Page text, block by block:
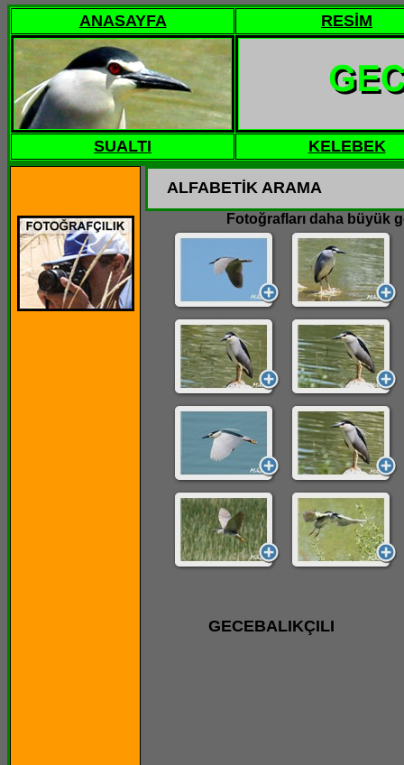
ANASAYFA RESİM
SUALTI KELEBEK
ALFABETİK ARAMA
Fotoğrafları daha büyük
GECEBALIKÇILI